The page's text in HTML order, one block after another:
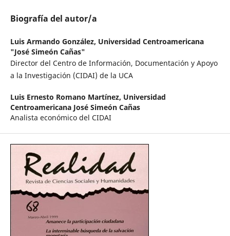
Biografía del autor/a
Luis Armando González, Universidad Centroamericana
"José Simeón Cañas"
Director del Centro de Información, Documentación y Apoyo
a la Investigación (CIDAI) de la UCA
Luis Ernesto Romano Martínez, Universidad
Centroamericana José Simeón Cañas
Analista económico del CIDAI